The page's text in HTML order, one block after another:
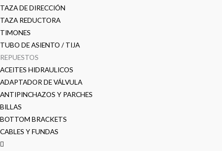
TAZA DE DIRECCIÓN
TAZA REDUCTORA
TIMONES
TUBO DE ASIENTO / TIJA
REPUESTOS
ACEITES HIDRAULICOS
ADAPTADOR DE VÁLVULA
ANTIPINCHAZOS Y PARCHES
BILLAS
BOTTOM BRACKETS
CABLES Y FUNDAS